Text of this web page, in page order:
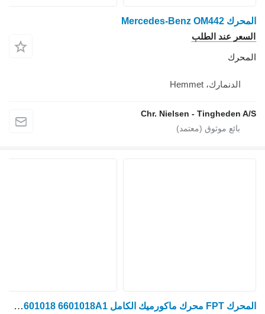
المحرك Mercedes-Benz OM442
السعر عند الطلب
المحرك
الدنمارك، Hemmet
Chr. Nielsen - Tingheden A/S
المحرك FPT محرك ماكورميك الكامل X7.650، X7.660 F4hfe613c A006، 6601018 6601018A1